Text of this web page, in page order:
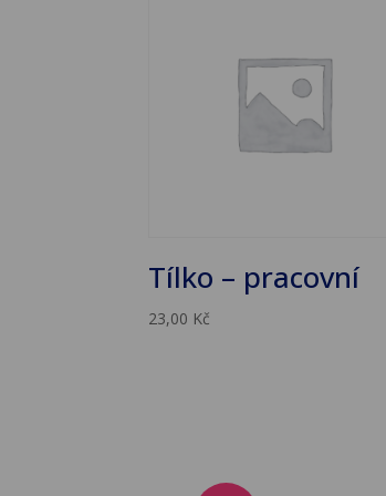
Tílko – pracovní
23,00 Kč